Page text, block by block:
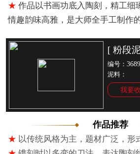
★ 作品以书画功底入陶刻，精工细
情趣韵味高雅，是大师全手工制作
[ 粉段
编号：
泥料：
我要
作品推荐
★ 以传统风格为主，题材广泛，形